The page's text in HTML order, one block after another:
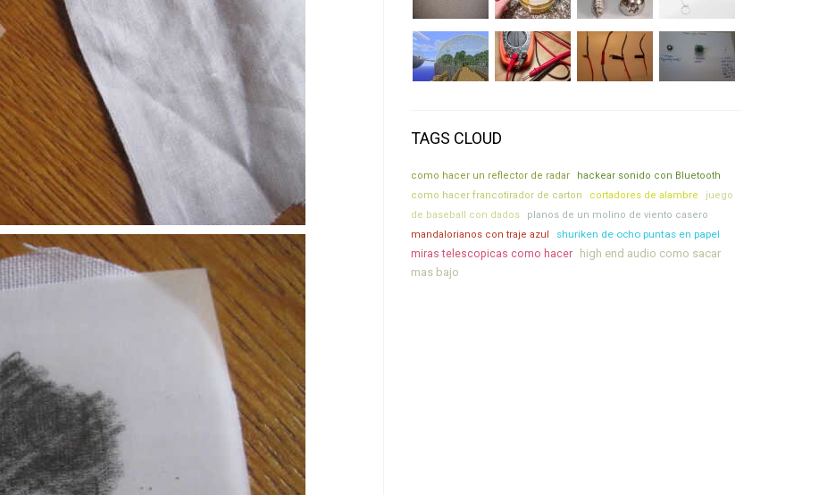
TAGS CLOUD
como hacer un reflector de radar
hackear sonido con Bluetooth
como hacer francotirador de carton
cortadores de alambre
juego
de baseball con dados
planos de un molino de viento casero
mandalorianos con traje azul
shuriken de ocho puntas en papel
miras telescopicas como hacer
high end audio como sacar
mas bajo